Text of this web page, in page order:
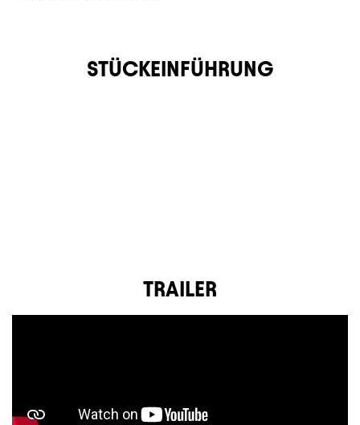
STÜCKEINFÜHRUNG
TRAILER